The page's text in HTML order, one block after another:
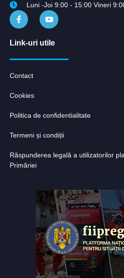
Luni -Joi 9:00 - 15:00 Vineri
Link-uri utile
Contact
Cookies
Politica de confidentialitate
Termeni și condiții
Răspunderea legală a utilizatorilor
Primăriei